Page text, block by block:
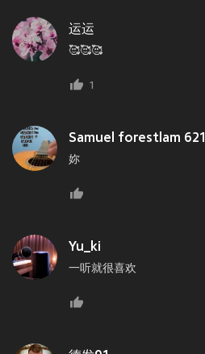
运运
🥰🥰🥰
1
Samuel forestlam 621
妳
Yu_ki
一听就很喜欢